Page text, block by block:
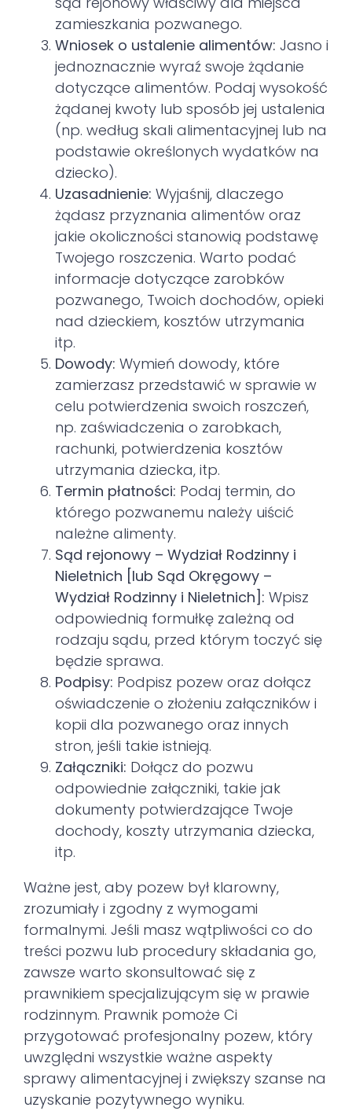
zamieszkania pozwanego.
Wniosek o ustalenie alimentów: Jasno i
jednoznacznie wyraź swoje żądanie
dotyczące alimentów. Podaj wysokość
żądanej kwoty lub sposób jej ustalenia
(np. według skali alimentacyjnej lub na
podstawie określonych wydatków na
dziecko).
Uzasadnienie: Wyjaśnij, dlaczego
żądasz przyznania alimentów oraz
jakie okoliczności stanowią podstawę
Twojego roszczenia. Warto podać
informacje dotyczące zarobków
pozwanego, Twoich dochodów, opieki
nad dzieckiem, kosztów utrzymania
itp.
Dowody: Wymień dowody, które
zamierzasz przedstawić w sprawie w
celu potwierdzenia swoich roszczeń,
np. zaświadczenia o zarobkach,
rachunki, potwierdzenia kosztów
utrzymania dziecka, itp.
Termin płatności: Podaj termin, do
którego pozwanemu należy uiścić
należne alimenty.
Sąd rejonowy – Wydział Rodzinny i
Nieletnich [lub Sąd Okręgowy –
Wydział Rodzinny i Nieletnich]: Wpisz
odpowiednią formułkę zależną od
rodzaju sądu, przed którym toczyć się
będzie sprawa.
Podpisy: Podpisz pozew oraz dołącz
oświadczenie o złożeniu załączników i
kopii dla pozwanego oraz innych
stron, jeśli takie istnieją.
Załączniki: Dołącz do pozwu
odpowiednie załączniki, takie jak
dokumenty potwierdzające Twoje
dochody, koszty utrzymania dziecka,
itp.
Ważne jest, aby pozew był klarowny,
zrozumiały i zgodny z wymogami
formalnymi. Jeśli masz wątpliwości co do
treści pozwu lub procedury składania go,
zawsze warto skonsultować się z
prawnikiem specjalizującym się w prawie
rodzinnym. Prawnik pomoże Ci
przygotować profesjonalny pozew, który
uwzględni wszystkie ważne aspekty
sprawy alimentacyjnej i zwiększy szanse na
uzyskanie pozytywnego wyniku.